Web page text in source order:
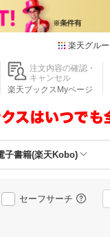
楽天グル
本/
楽天
楽天
動
楽天
動
注文内容の確認・
キャンセル
楽天ブックスMyページ
子書籍(楽天Kobo)
セーフサーチ